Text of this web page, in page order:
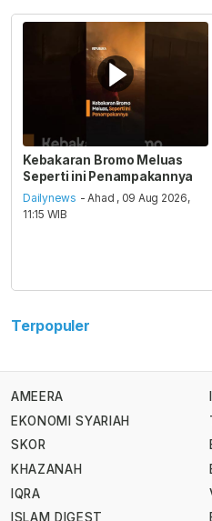
Kebakaran Bromo Meluas
Seperti ini Penampakannya
Dailynews - Ahad , 09 Aug 2026,
11:15 WIB
Terpopuler
AMEERA
EKONOMI SYARIAH
SKOR
KHAZANAH
IQRA
ISLAM DIGEST